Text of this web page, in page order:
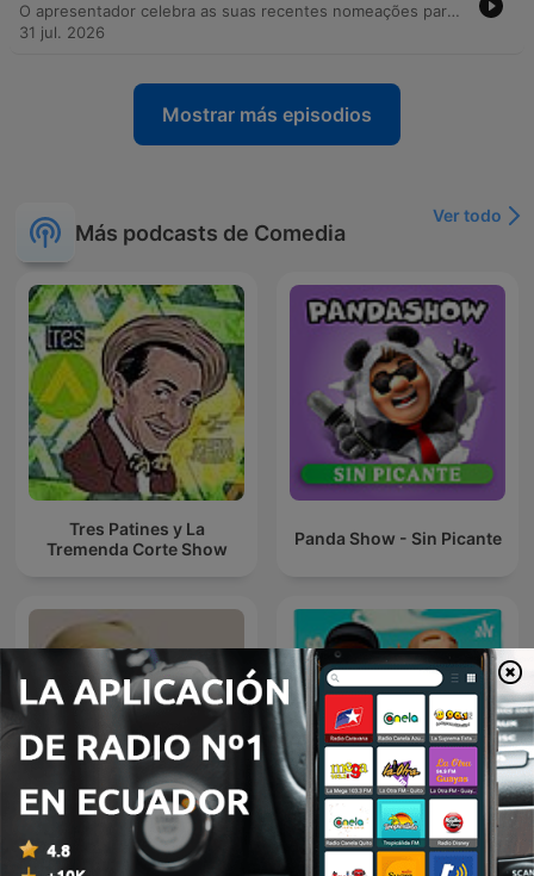
O apresentador celebra as suas recentes nomeações para os Globos de Ouro, partilhando as suas ansiedades em relação à cerimónia, especialmente no que toca à sua mobilidade física após um AVC e ao receio de silêncios desconfortáveis durante a subida ao palco. O episódio aborda também o impacto emocional do apoio recebido pelo público e menciona uma entrevista futura na SIC. A segunda parte do episódio é dedicada a uma história enviada por uma ouvinte sobre um incidente embaraçoso num consultório médico, causado por um acessório de pescoço que ficou preso ao cinto. O diálogo entre os apresentadores explora situações quotidianas de desastres domésticos e pequenos imprevistos que geram momentos de comédia.
31 jul. 2026
Mostrar más episodios
Más podcasts de Comedia
Ver todo
Tres Patines y La
Tremenda Corte Show
Panda Show - Sin Picante
LA TREMENDA CORTE Fonos Locos